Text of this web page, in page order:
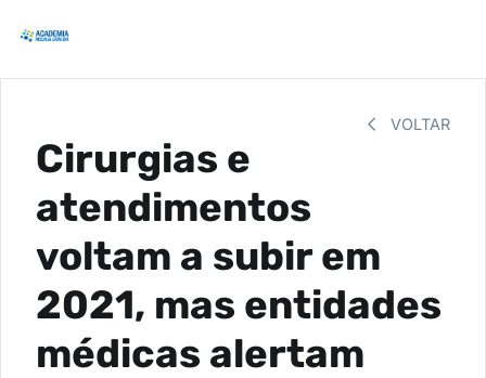
VOLTAR
Cirurgias e
atendimentos
voltam a subir em
2021, mas entidades
médicas alertam